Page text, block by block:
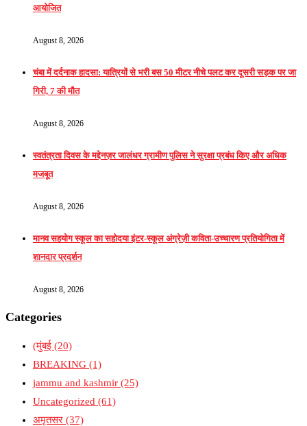
आयोजित
August 8, 2026
चंबा में दर्दनाक हादसा: यात्रियों से भरी बस 50 मीटर नीचे पलट कर दूसरी सड़क पर जा
गिरी, 7 की मौत
August 8, 2026
स्वतंत्रता दिवस के मद्देनज़र जालंधर ग्रामीण पुलिस ने सुरक्षा प्रबंध किए और अधिक
मजबूत
August 8, 2026
मानव सहयोग स्कूल का सहोदया इंटर-स्कूल अंग्रेज़ी कविता-उच्चारण प्रतियोगिता में
शानदार प्रदर्शन
August 8, 2026
Categories
(मुंबई (20)
BREAKING (1)
jammu and kashmir (25)
Uncategorized (61)
अमृतसर (37)